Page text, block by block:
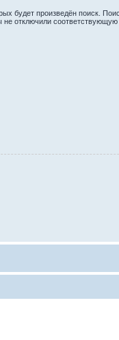
будет произведён поиск.
не отключили